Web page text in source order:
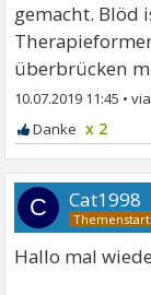
gemacht. Blöd
überbrücken
10.07.2019 11:45 •
x 2
C Cat1998
Hallo mal